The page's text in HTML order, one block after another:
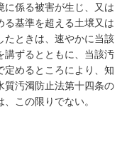
に係る被害が生じ、又は
る基準を超える土壌又は
たときは、速やかに当該
講ずるとともに、当該汚
定めるところにより、知
質汚濁防止法第十四条の
この限りでない。